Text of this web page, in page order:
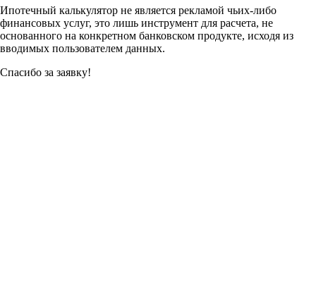
Ипотечный калькулятор не является рекламой чьих-либо
финансовых услуг, это лишь инструмент для расчета, не
основанного на конкретном банковском продукте, исходя из
вводимых пользователем данных.
Спасибо за заявку!